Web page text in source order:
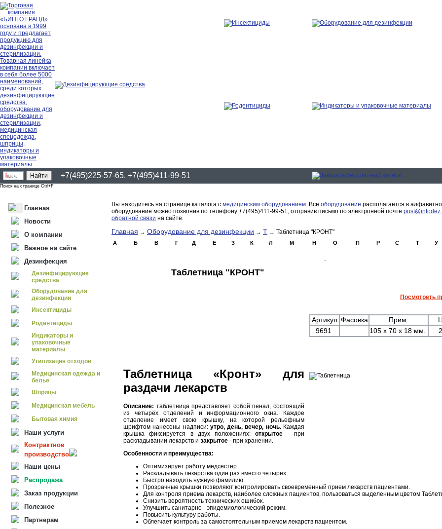
+7(495)225-57-65, +7(495)411-99-51
Поиск на странице Ctrl+F
Главная
Новости
О компании
Важное на сайте
Дезинфекция
Дезинфицирующие
средства
Оборудование для
дезинфекции
Инсектициды
Родентициды
Индикаторы и
упаковочные
материалы
Утилизация отходов
Медицинская одежда и
белье
Шприцы
Медицинская мебель
Бытовая химия
Наши услуги
Контрактное
производство
Наши цены
Распродажа
Заказ продукции
Полезное
Партнерам
Вы находитесь на странице каталога с медицинским оборудованием. Все оборудование располагается в
оборудование можно позвонив по телефону +7(495)411-99-51, отправив письмо по электронной почте
обратной связи на сайте.
Главная → Оборудование для дезинфекции → Т → Таблетница "КРОНТ"
А Б В Г Д Е З К Л М Н О П Р С Т У
Таблетница "КРОНТ"
Посмотреть
Артикул Фасовка Прим.
9691
105 х 70 х 18 мм.
Таблетница «Кронт» для
раздачи лекарств
Описание: таблетница представляет собой пенал, состоящий
из четырёх отделений и информационного окна. Каждое
отделение имеет свою крышку, на которой рельефным
шрифтом нанесены надписи: утро, день, вечер, ночь. Каждая
крышка фиксируется в двух положениях:открытое - при
раскладывании лекарств и закрытое - при хранении.
Особенности и преимущества:
Оптимизирует работу медсестер
Раскладывать лекарства один раз вместо четырех.
Быстро находить нужную фамилию.
Прозрачные крышки позволяют контролировать своевременный прием лекарств пациентами.
Для контроля приема лекарств, наиболее сложных пациентов, пользоваться выделенным цветом
Снизить вероятность технических ошибок.
Улучшить санитарно - эпидемиологический режим.
Повысить культуру работы.
Облегчает контроль за самостоятельным приемом лекарств пациентом.